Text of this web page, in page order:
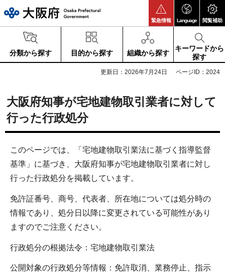
緊急情報 Language 閲覧補助
分類から探す 目的から探す 組織から探す
キーワードから
探す
更新日：2026年7月24日 ページID：2024
大阪府知事が宅地建物取引業者に対して
行った行政処分
このページでは、「宅地建物取引業法に基づく指導監督
基準」に基づき、大阪府知事が宅地建物取引業者に対し
行った行政処分を掲載しています。
免許証番号、商号、代表者、所在地については処分時の
情報であり、処分日以降に変更されている可能性があり
ますのでご注意ください。
行政処分の根拠法令：宅地建物取引業法
公開対象の行政処分等情報：免許取消、業務停止、指示